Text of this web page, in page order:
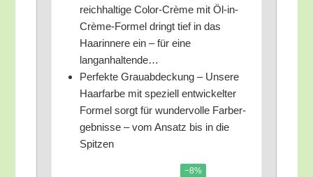
reich­hal­ti­ge Color-Crè­me mit Öl-in-
Crè­me-For­mel dringt tief in das
Haar­in­ne­re ein – für eine
langanhaltende…
Per­fek­te Grau­ab­de­ckung – Unse­re
Haar­far­be mit spe­zi­ell ent­wi­ckel­ter
For­mel sorgt für wun­der­vol­le Farb­er­
geb­nis­se – vom Ansatz bis in die
Spitzen
−8%